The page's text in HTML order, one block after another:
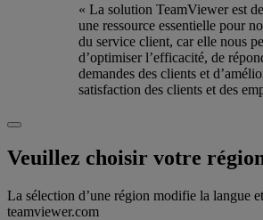
« La solution TeamViewer est
une ressource essentielle pour
du service client, car elle nous
d’optimiser l’efficacité, de
demandes des clients et
satisfaction des clients et des
Veuillez choisir votre
La sélection d’une région modifie la langue
teamviewer.com